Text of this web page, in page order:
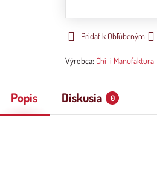
Pridať k Obľúbeným
Výrobca: Chilli Manufaktura
Popis Diskusia 0